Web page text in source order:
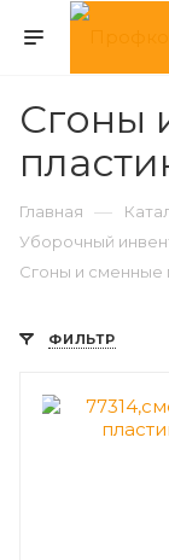
Сгоны
Главная —
Уборочный
Сгоны и сменные
ФИЛЬТР